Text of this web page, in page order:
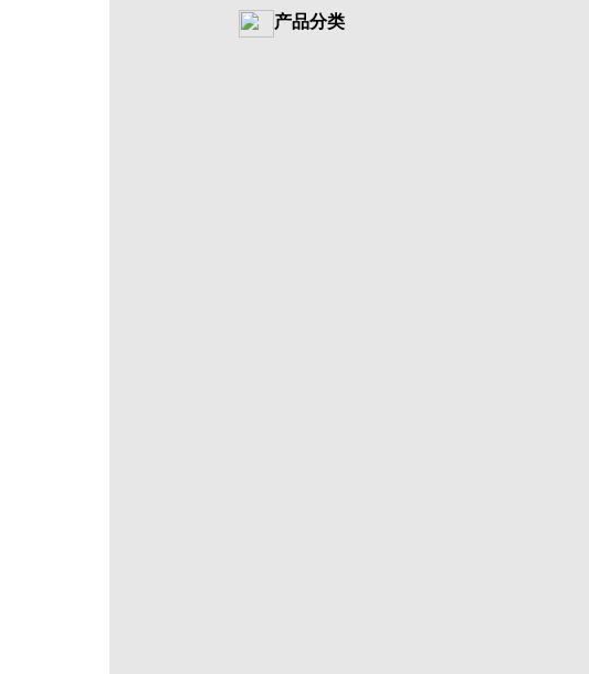
产品分类